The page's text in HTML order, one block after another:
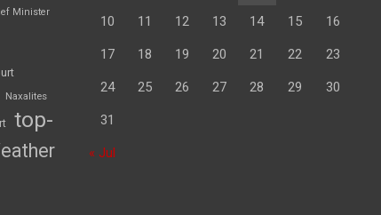
Minister
Naxalites
top-
10 11 12 13 14 15 16
17 18 19 20 21 22 23
24 25 26 27 28 29 30
31
« Jul